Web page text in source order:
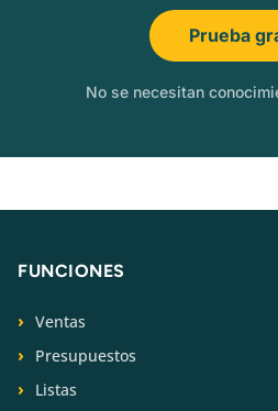
Prueba
No se necesitan
FUNCIONES
Ventas
Presupuestos
Listas